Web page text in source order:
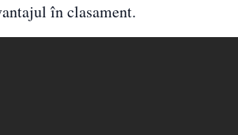
în clasament.